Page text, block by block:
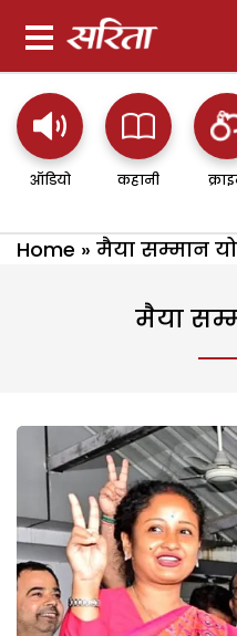
ऑडियो कहानी
Home » मैया सम्मान
मैया